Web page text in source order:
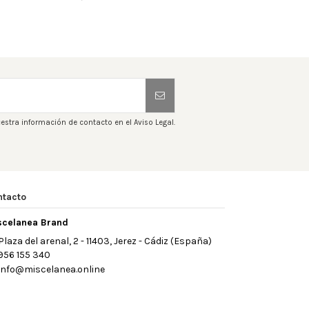
información de contacto en el Aviso Legal.
Brand
del arenal, 2 - 11403, Jerez - Cádiz (España)
155 340